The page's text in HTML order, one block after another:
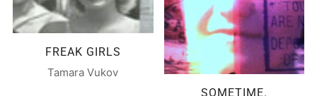
FREAK GIRLS
Tamara Vukov
SOMETIME.